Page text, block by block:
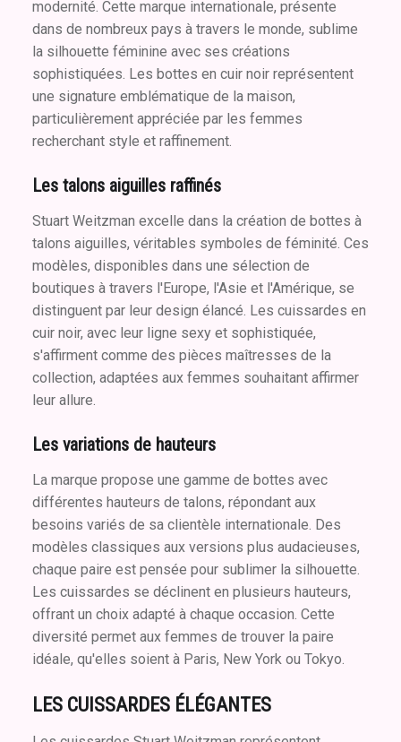
modernité. Cette marque internationale, présente
dans de nombreux pays à travers le monde, sublime
la silhouette féminine avec ses créations
sophistiquées. Les bottes en cuir noir représentent
une signature emblématique de la maison,
particulièrement appréciée par les femmes
recherchant style et raffinement.
Les talons aiguilles raffinés
Stuart Weitzman excelle dans la création de bottes à
talons aiguilles, véritables symboles de féminité. Ces
modèles, disponibles dans une sélection de
boutiques à travers l'Europe, l'Asie et l'Amérique, se
distinguent par leur design élancé. Les cuissardes en
cuir noir, avec leur ligne sexy et sophistiquée,
s'affirment comme des pièces maîtresses de la
collection, adaptées aux femmes souhaitant affirmer
leur allure.
Les variations de hauteurs
La marque propose une gamme de bottes avec
différentes hauteurs de talons, répondant aux
besoins variés de sa clientèle internationale. Des
modèles classiques aux versions plus audacieuses,
chaque paire est pensée pour sublimer la silhouette.
Les cuissardes se déclinent en plusieurs hauteurs,
offrant un choix adapté à chaque occasion. Cette
diversité permet aux femmes de trouver la paire
idéale, qu'elles soient à Paris, New York ou Tokyo.
LES CUISSARDES ÉLÉGANTES